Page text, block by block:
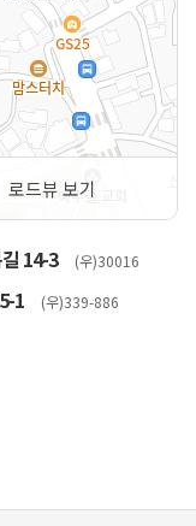
로드뷰 보기
14-3 (우)30016
1 (우)339-886